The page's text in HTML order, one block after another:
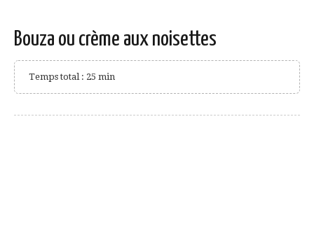
Bouza ou crème aux noisettes
Temps total : 25 min